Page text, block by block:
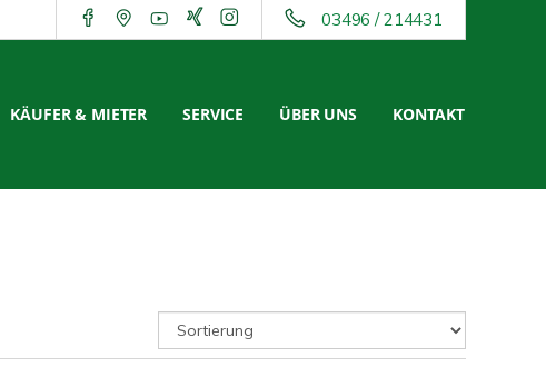
03496 / 214431
KÄUFER & MIETER SERVICE ÜBER UNS KONTAKT